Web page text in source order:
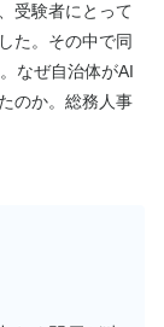
受験者にとって
た。その中で同
なぜ自治体がAI
のか。総務人事